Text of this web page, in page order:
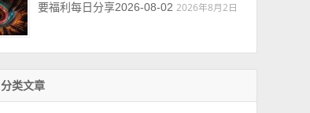
要福利每日分享2026-08-02 2026年8月2日
分类文章